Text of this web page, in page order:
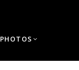
PHOTOS